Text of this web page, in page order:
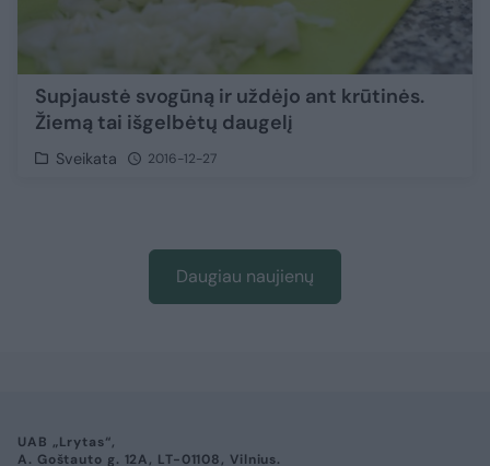
Supjaustė svogūną ir uždėjo ant krūtinės.
Žiemą tai išgelbėtų daugelį
Sveikata 2016-12-27
Daugiau naujienų
UAB „Lrytas“,
A. Goštauto g. 12A, LT-01108, Vilnius.